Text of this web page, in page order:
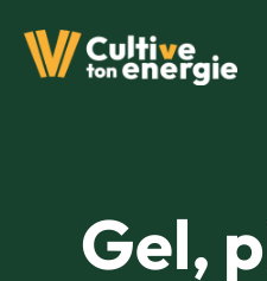
Gel,